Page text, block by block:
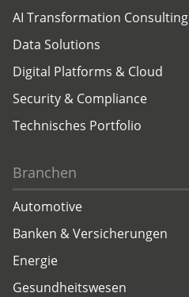
AI Transformation Consulting
Data Solutions
Digital Platforms & Cloud
Security & Compliance
Technisches Portfolio
Branchen
Automotive
Banken & Versicherungen
Energie
Gesundheitswesen